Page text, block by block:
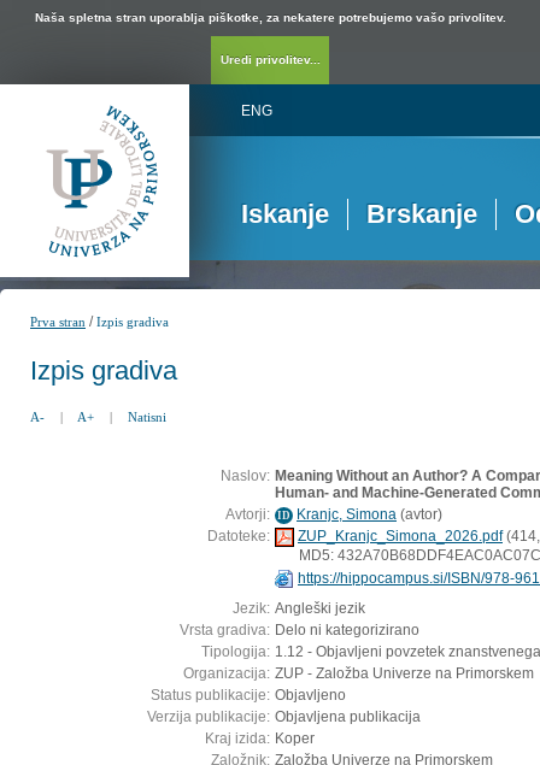
Naša spletna stran uporablja piškotke, za nekatere potrebujemo vašo privolitev.
Uredi privolitev...
ENG
Iskanje Brskanje
Prva stran /Izpis gradiva
Izpis gradiva
A- | A+ | Natisni
Naslov: Meaning Without an Author? A
Human- and Machine-Generated
Avtorji: ID Kranjc, Simona (avtor)
Datoteke:
ZUP_Kranjc_Simona_2026.pdf
MD5:
https://hippocampus.si/ISBN/978-
Jezik: Angleški jezik
Vrsta gradiva: Delo ni kategorizirano
Tipologija: 1.12 - Objavljeni povzetek
Organizacija: ZUP - Založba Univerze na Primorskem
Status publikacije: Objavljeno
Verzija publikacije: Objavljena publikacija
Kraj izida: Koper
Založnik: Založba Univerze na Primorskem